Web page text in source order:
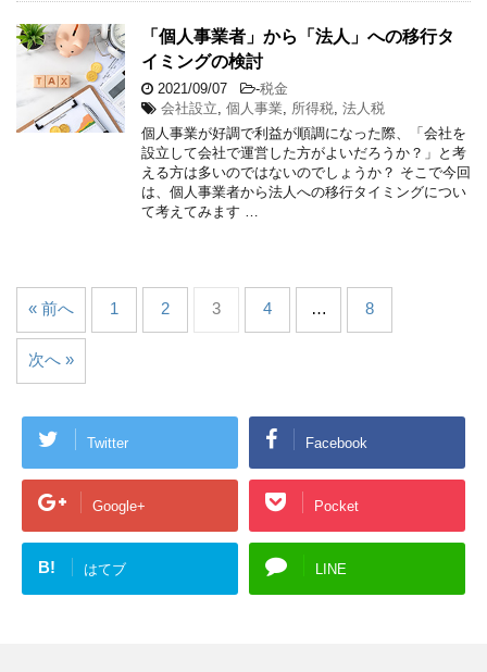
「個人事業者」から「法人」への移行タ
イミングの検討
2021/09/07 -税金
会社設立, 個人事業, 所得税, 法人税
個人事業が好調で利益が順調になった際、「会社を
設立して会社で運営した方がよいだろうか？」と考
える方は多いのではないのでしょうか？ そこで今回
は、個人事業者から法人への移行タイミングについ
て考えてみます …
« 前へ 1 2 3 4 … 8
次へ »
Twitter Facebook
Google+ Pocket
B! はてブ LINE